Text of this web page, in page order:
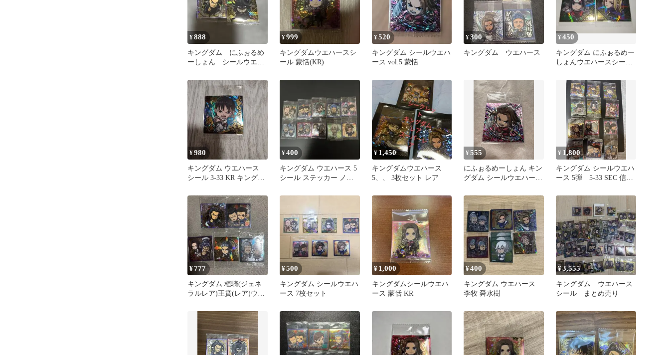
¥888
キングダム にふぉるめ
ーしょん シールウエハ
GR
¥999
キングダムウエハースシ
ール 蒙恬(KR)
¥520
キングダム シールウエハ
ース vol.5 蒙恬
¥300
キングダム ウエハース
¥450
キングダム にふぉるめー
しょんウエハースシール
¥980
キングダム ウエハース
シール 3-33 KR キングダ
¥400
キングダム ウエハース 5
シール ステッカー ノー
¥ 1,450
キングダムウエハース
5、、 3枚セット レア
¥555
にふぉるめーしょん キン
グダム シールウエハース
¥ 1,800
キングダム シールウエハ
ース 5弾 5-33 SEC 信&
¥777
キングダム 桓騎(ジェネ
ラルレア)王賁(レア)ウエ
¥500
キングダム シールウエハ
ース 7枚セット
¥ 1,000
キングダムシールウエハ
ース 蒙恬 KR
¥400
キングダム ウエハース
李牧 舜水樹
¥3,555
キングダム ウエハース
シール まとめ売り